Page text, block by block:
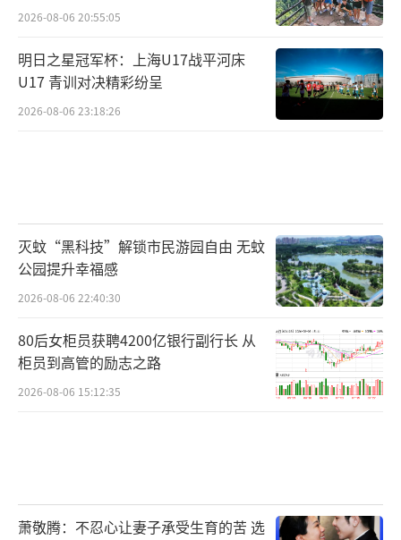
2026-08-06 20:55:05
明日之星冠军杯：上海U17战平河床
U17 青训对决精彩纷呈
2026-08-06 23:18:26
灭蚊“黑科技”解锁市民游园自由 无蚊
公园提升幸福感
2026-08-06 22:40:30
80后女柜员获聘4200亿银行副行长 从
柜员到高管的励志之路
2026-08-06 15:12:35
萧敬腾：不忍心让妻子承受生育的苦 选